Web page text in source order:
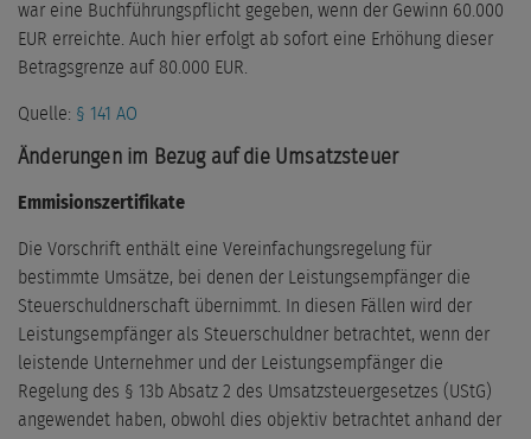
war eine Buchführungspflicht gegeben, wenn der Gewinn 60.000
EUR erreichte. Auch hier erfolgt ab sofort eine Erhöhung dieser
Betragsgrenze auf 80.000 EUR.
Quelle: § 141 AO
Änderungen im Bezug auf die Umsatzsteuer
Emmisionszertifikate
Die Vorschrift enthält eine Vereinfachungsregelung für
bestimmte Umsätze, bei denen der Leistungsempfänger die
Steuerschuldnerschaft übernimmt. In diesen Fällen wird der
Leistungsempfänger als Steuerschuldner betrachtet, wenn der
leistende Unternehmer und der Leistungsempfänger die
Regelung des § 13b Absatz 2 des Umsatzsteuergesetzes (UStG)
angewendet haben, obwohl dies objektiv betrachtet anhand der